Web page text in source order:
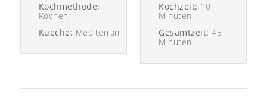
Kochzeit: 10
Minuten
Gesamtzeit:45
Minuten
Kochmethode:
Kochen
Kueche: Mediterran